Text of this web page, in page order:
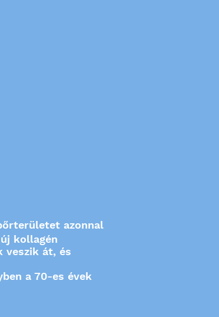
azonnal
kollagén
veszik át, és
a 70-es évek